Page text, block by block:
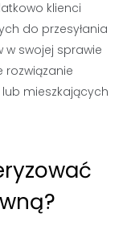
klienci
do przesyłania
swojej sprawie
rozwiązanie
mieszkających